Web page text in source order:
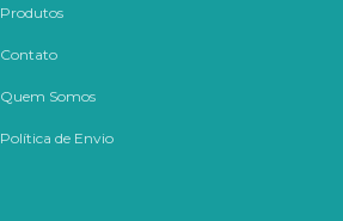
Produtos
Contato
Quem Somos
Política de Envio